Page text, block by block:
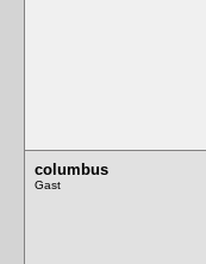
columbus
Gast